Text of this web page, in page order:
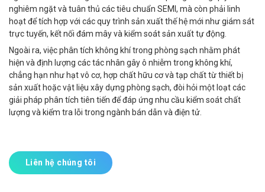
nghiêm ngặt và tuân thủ các tiêu chuẩn SEMI, mà còn phải linh
hoạt để tích hợp với các quy trình sản xuất thế hệ mới như giám sát
trực tuyến, kết nối đám mây và kiểm soát sản xuất tự động.
Ngoài ra, việc phân tích không khí trong phòng sạch nhằm phát
hiện và định lượng các tác nhân gây ô nhiễm trong không khí,
chẳng hạn như hạt vô cơ, hợp chất hữu cơ và tạp chất từ thiết bị
sản xuất hoặc vật liệu xây dựng phòng sạch, đòi hỏi một loạt các
giải pháp phân tích tiên tiến để đáp ứng nhu cầu kiểm soát chất
lượng và kiểm tra lỗi trong ngành bán dẫn và điện tử.
Liên hệ chúng tôi